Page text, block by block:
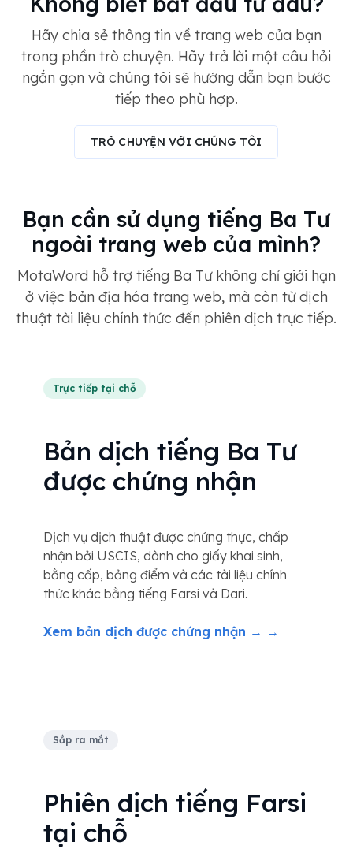
Hãy chia sẻ thông tin về trang web của bạn
trong phần trò chuyện. Hãy trả lời một câu hỏi
ngắn gọn và chúng tôi sẽ hướng dẫn bạn bước
tiếp theo phù hợp.
TRÒ CHUYỆN VỚI CHÚNG TÔI
Bạn cần sử dụng tiếng Ba Tư
ngoài trang web của mình?
MotaWord hỗ trợ tiếng Ba Tư không chỉ giới hạn
ở việc bản địa hóa trang web, mà còn từ dịch
thuật tài liệu chính thức đến phiên dịch trực tiếp.
Trực tiếp tại chỗ
Bản dịch tiếng Ba Tư
được chứng nhận
Dịch vụ dịch thuật được chứng thực, chấp
nhận bởi USCIS, dành cho giấy khai sinh,
bằng cấp, bảng điểm và các tài liệu chính
thức khác bằng tiếng Farsi và Dari.
Xem bản dịch được chứng nhận → →
Sắp ra mắt
Phiên dịch tiếng Farsi
tại chỗ